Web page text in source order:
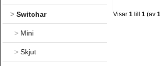
> Switchar
> Mini
> Skjut
Visar 1 till 1 (av 1